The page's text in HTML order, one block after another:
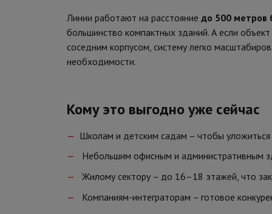
Линии работают на расстояние до 500 метров
большинство компактных зданий. А если
соседним корпусом, систему легко
необходимости.
Кому это выгодно уже сейчас
Школам и детским садам – чтобы
Небольшим офисным и административным
Жилому сектору – до 16–18 этажей, что
Компаниям-интеграторам – готовое